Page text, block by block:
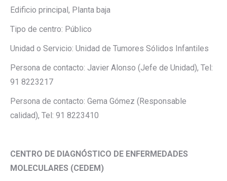
Edificio principal, Planta baja
Tipo de centro: Público
Unidad o Servicio: Unidad de Tumores Sólidos Infantiles
Persona de contacto: Javier Alonso (Jefe de Unidad), Tel:
91 8223217
Persona de contacto: Gema Gómez (Responsable
calidad), Tel: 91 8223410
CENTRO DE DIAGNÓSTICO DE ENFERMEDADES
MOLECULARES (CEDEM)